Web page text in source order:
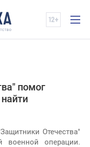
помог
Отечества"
военной операции.